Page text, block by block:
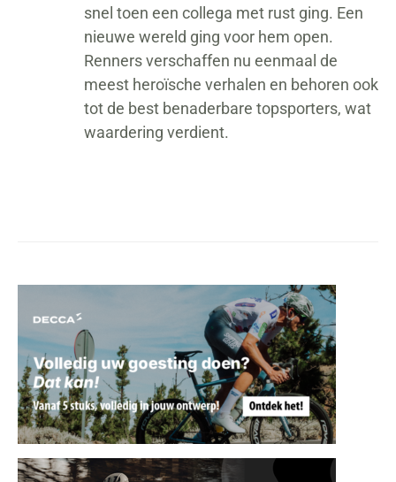
snel toen een collega met rust ging. Een
nieuwe wereld ging voor hem open.
Renners verschaffen nu eenmaal de
meest heroïsche verhalen en behoren ook
tot de best benaderbare topsporters, wat
waardering verdient.